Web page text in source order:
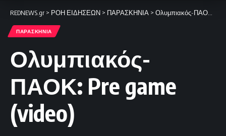
REDNEWS.gr > ΡΟΗ ΕΙΔΗΣΕΩΝ > ΠΑΡΑΣΚΗΝΙΑ > Ολυμπιακός-ΠΑΟΚ: Pre game (video)
ΠΑΡΑΣΚΗΝΙΑ
Ολυμπιακός-
ΠΑΟΚ: Pre game
(video)